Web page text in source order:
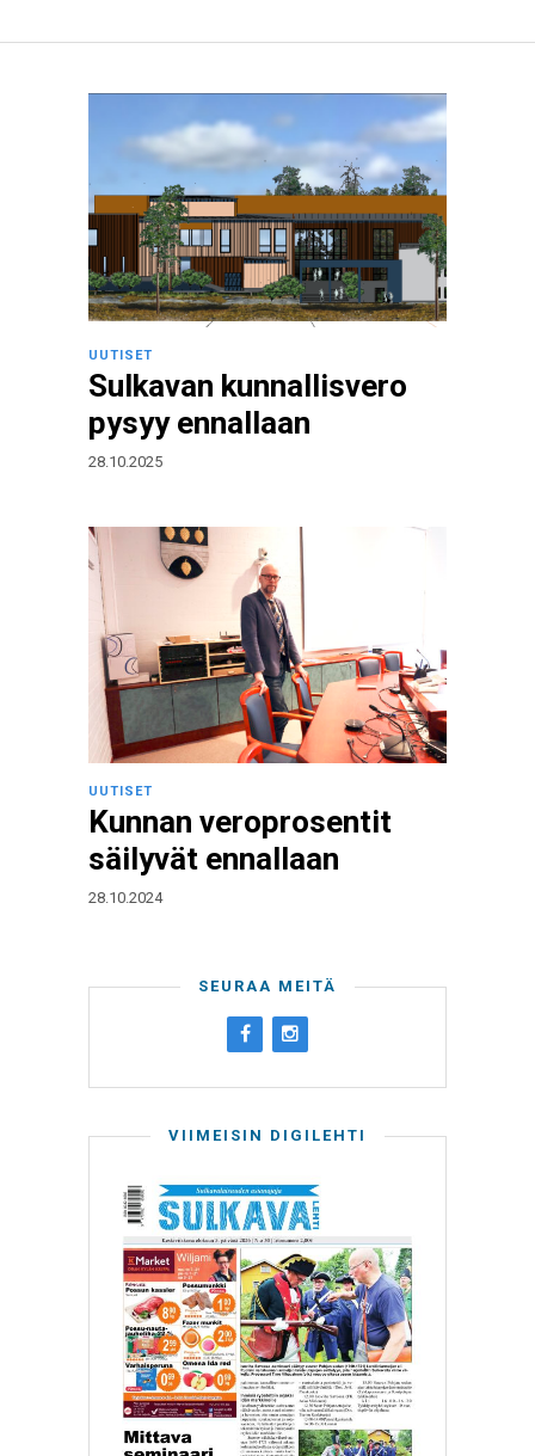
UUTISET
Sulkavan kunnallisvero
pysyy ennallaan
28.10.2025
UUTISET
Kunnan veroprosentit
säilyvät ennallaan
28.10.2024
SEURAA MEITÄ
VIIMEISIN DIGILEHTI